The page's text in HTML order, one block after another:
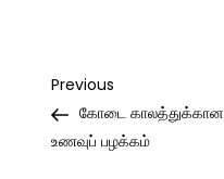
Post
navigation
Previous
Post
Previous
கோடை காலத்துக்கான
உணவுப் பழக்கம்